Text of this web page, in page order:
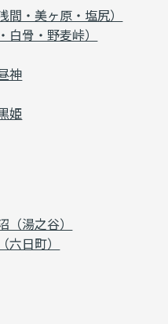
・美ヶ原・塩尻）
骨・野麦峠）
神
姫
湯之谷）
日町）